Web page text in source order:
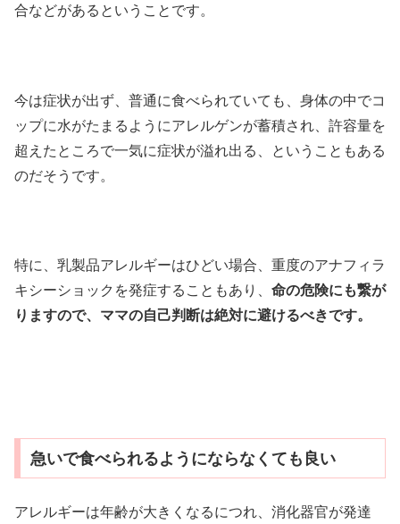
合などがあるということです。
今は症状が出ず、普通に食べられていても、身体の中でコ
ップに水がたまるようにアレルゲンが蓄積され、許容量を
超えたところで一気に症状が溢れ出る、ということもある
のだそうです。
特に、乳製品アレルギーはひどい場合、重度のアナフィラ
キシーショックを発症することもあり、 命の危険にも繋が
りますので、 ママの自己判断は絶対に避けるべきです。
急いで食べられるようにならなくても良い
アレルギーは年齢が大きくなるにつれ、消化器官が発達